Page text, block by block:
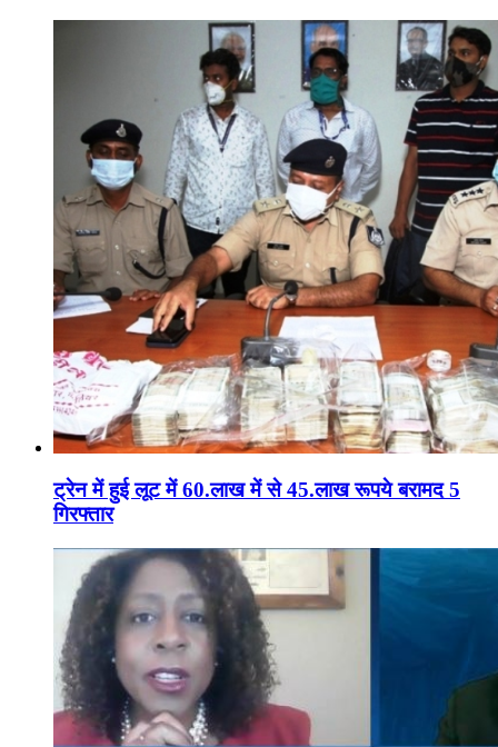
ट्रेन में हुई लूट में 60.लाख में से 45.लाख रूपये बरामद 5
गिरफ्तार